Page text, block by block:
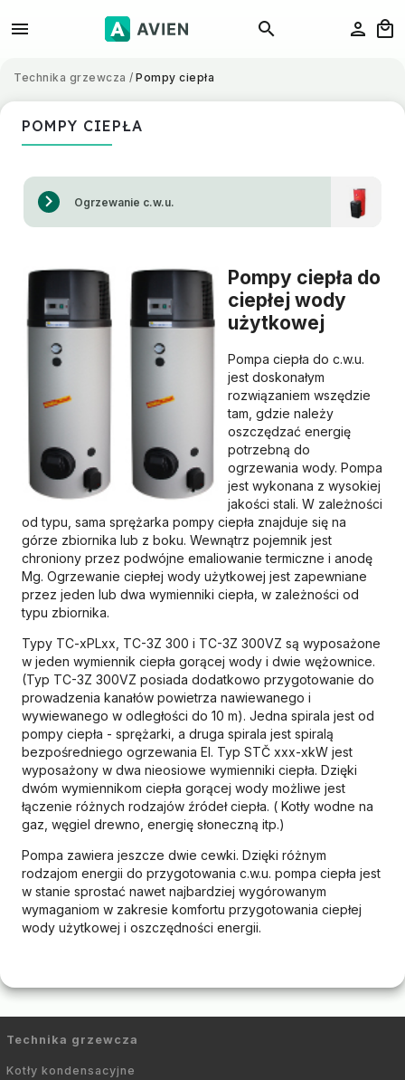
Technika grzewcza / Pompy ciepła
POMPY CIEPŁA
Ogrzewanie c.w.u.
Pompy ciepła do
ciepłej wody
użytkowej
Pompa ciepła do c.w.u.
jest doskonałym
rozwiązaniem wszędzie
tam, gdzie należy
oszczędzać energię
potrzebną do
ogrzewania wody. Pompa
jest wykonana z wysokiej
jakości stali. W zależności
od typu, sama sprężarka pompy ciepła znajduje się na
górze zbiornika lub z boku. Wewnątrz pojemnik jest
chroniony przez podwójne emaliowanie termiczne i anodę
Mg. Ogrzewanie ciepłej wody użytkowej jest zapewniane
przez jeden lub dwa wymienniki ciepła, w zależności od
typu zbiornika.
Typy TC-xPLxx, TC-3Z 300 i TC-3Z 300VZ są wyposażone
w jeden wymiennik ciepła gorącej wody i dwie wężownice.
(Typ TC-3Z 300VZ posiada dodatkowo przygotowanie do
prowadzenia kanałów powietrza nawiewanego i
wywiewanego w odległości do 10 m). Jedna spirala jest od
pompy ciepła - sprężarki, a druga spirala jest spiralą
bezpośredniego ogrzewania EI. Typ STČ xxx-xkW jest
wyposażony w dwa nieosiowe wymienniki ciepła. Dzięki
dwóm wymiennikom ciepła gorącej wody możliwe jest
łączenie różnych rodzajów źródeł ciepła. ( Kotły wodne na
gaz, węgiel drewno, energię słoneczną itp.)
Pompa zawiera jeszcze dwie cewki. Dzięki różnym
rodzajom energii do przygotowania c.w.u. pompa ciepła jest
w stanie sprostać nawet najbardziej wygórowanym
wymaganiom w zakresie komfortu przygotowania ciepłej
wody użytkowej i oszczędności energii.
Technika grzewcza
Kotły kondensacyjne